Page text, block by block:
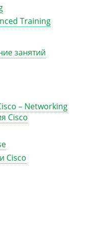
Training
занятий
– Networking
Cisco
Cisco